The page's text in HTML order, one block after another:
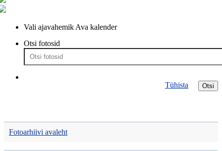
Vali ajavahemik Ava kalender
Otsi fotosid
Otsi
Tühista
Fotoarhiivi avaleht